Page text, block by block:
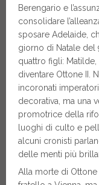
Berengario e
consolidare
sposare Adelaide,
giorno di Natale del
quattro figli:
diventare Ottone II.
incoronati
decorativa, ma una
promotrice della
luoghi di culto e
alcuni cronisti
delle menti più
Alla morte di Ottone